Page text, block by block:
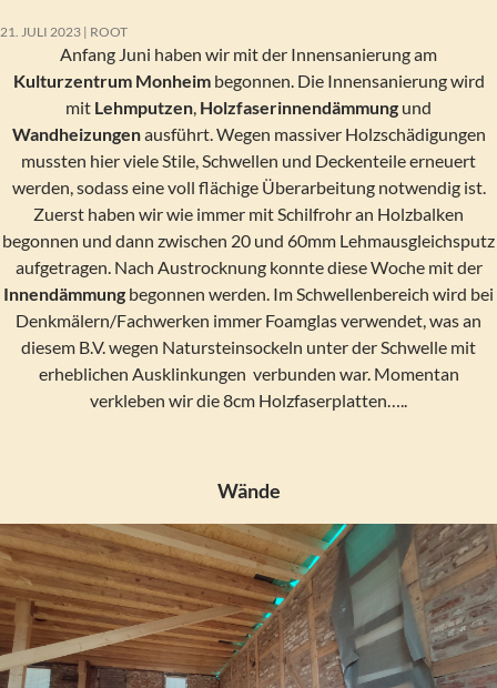
21. JULI 2023 ROOT
Anfang Juni haben wir mit der Innensanierung am
Kulturzentrum Monheim begonnen. Die Innensanierung wird
mit Lehmputzen, Holzfaserinnendämmung und
Wandheizungenausführt. Wegen massiver Holzschädigungen
mussten hier viele Stile, Schwellen und Deckenteile erneuert
werden, sodass eine voll flächige Überarbeitung notwendig ist.
Zuerst haben wir wie immer mit Schilfrohr an Holzbalken
begonnen und dann zwischen 20 und 60mm Lehmausgleichsputz
aufgetragen. Nach Austrocknung konnte diese Woche mit der
Innendämmung begonnen werden. Im Schwellenbereich wird bei
Denkmälern/Fachwerken immer Foamglas verwendet, was an
diesem B.V. wegen Natursteinsockeln unter der Schwelle mit
erheblichen Ausklinkungen verbunden war. Momentan
verkleben wir die 8cm Holzfaserplatten…..
Wände